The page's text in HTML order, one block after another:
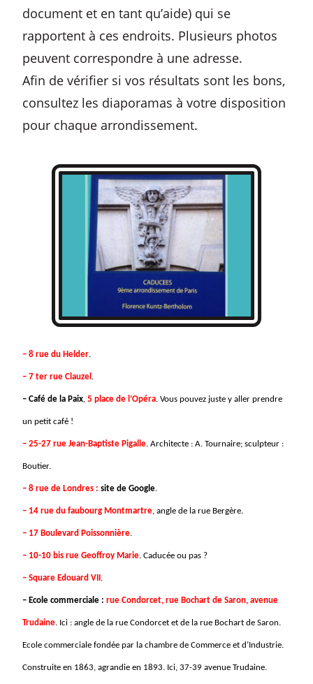
document et en tant qu’aide) qui se
rapportent à ces endroits. Plusieurs photos
peuvent correspondre à une adresse.
Afin de vérifier si vos résultats sont les bons,
consultez les diaporamas à votre disposition
pour chaque arrondissement.
– 8 rue du Helder.
– 7 ter rue Clauzel .
– Café de la Paix 5 place de l’Opéra. Vous pouvez juste y aller prendre
un petit café !
– 25-27 rue Jean-Baptiste Pigalle. Architecte : A. Tournaire; sculpteur :
Boutier.
– 8 rue de Londres :site de Google.
– 14 rue du faubourg Montmartre , angle de la rue Bergère.
– 17 Boulevard Poissonnière.
– 10-10 bis rue Geoffroy Marie. Caducée ou pas ?
– Square Edouard VII .
– Ecole commerciale : rue Condorcet, rue Bochart de Saron, avenue
Trudaine. Ici : angle de la rue Condorcet et de la rue Bochart de Saron.
Ecole commerciale fondée par la chambre de Commerce et d’Industrie.
Construite en 1863, agrandie en 1893. Ici, 37-39 avenue Trudaine.